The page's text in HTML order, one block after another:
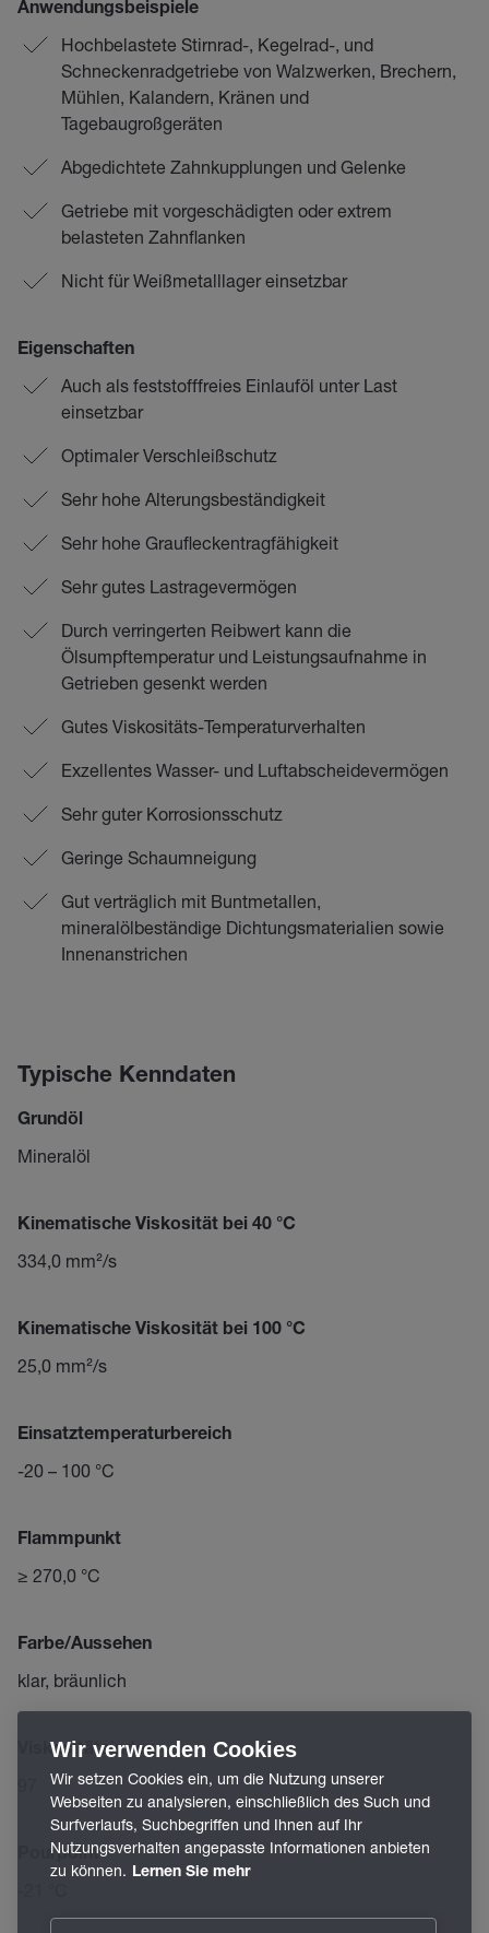
Anwendungsbeispiele
Hochbelastete Stirnrad-, Kegelrad-, und
Schneckenradgetriebe von Walzwerken, Brechern,
Mühlen, Kalandern, Kränen und
Tagebaugroßgeräten
Abgedichtete Zahnkupplungen und Gelenke
Getriebe mit vorgeschädigten oder extrem
belasteten Zahnflanken
Nicht für Weißmetalllager einsetzbar
Eigenschaften
Auch als feststofffreies Einlauföl unter Last
einsetzbar
Optimaler Verschleißschutz
Sehr hohe Alterungsbeständigkeit
Sehr hohe Graufleckentragfähigkeit
Sehr gutes Lastragevermögen
Durch verringerten Reibwert kann die
Ölsumpftemperatur und Leistungsaufnahme in
Getrieben gesenkt werden
Gutes Viskositäts-Temperaturverhalten
Exzellentes Wasser- und Luftabscheidevermögen
Sehr guter Korrosionsschutz
Geringe Schaumneigung
Gut verträglich mit Buntmetallen,
mineralölbeständige Dichtungsmaterialien sowie
Innenanstrichen
Typische Kenndaten
Grundöl
Mineralöl
Kinematische Viskosität bei 40 °C
334,0 mm²/s
Kinematische Viskosität bei 100 °C
25,0 mm²/s
Einsatztemperaturbereich
-20 – 100 °C
Flammpunkt
≥ 270,0 °C
Farbe/Aussehen
klar, bräunlich
Viskositätsindex
Pourpoint
Wir verwenden Cookies
Wir setzen Cookies ein, um die Nutzung unserer
Webseiten zu analysieren, einschließlich des Such und
Surfverlaufs, Suchbegriffen und Ihnen auf Ihr
Nutzungsverhalten angepasste Informationen anbieten
zu können. Lernen Sie mehr